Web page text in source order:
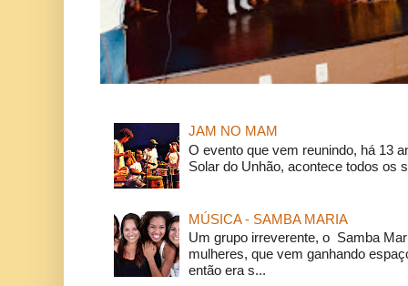
JAM NO MAM
O evento que vem reunindo, há 13
Solar do Unhão, acontece todos os
MÚSICA - SAMBA MARIA
Um grupo irreverente, o Samba
mulheres, que vem ganhando
então era s...